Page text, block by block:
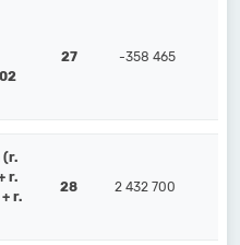
27 -358 465
(r.
r.
r.
28 2 432 700